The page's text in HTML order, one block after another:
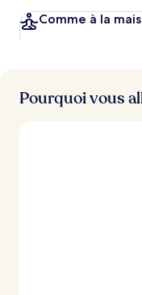
Comme à la
Pourquoi vous